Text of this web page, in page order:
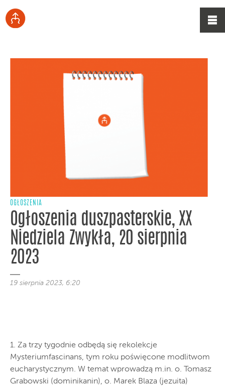
OGŁOSZENIA
Ogłoszenia duszpasterskie, XX
Niedziela Zwykła, 20 sierpnia
2023
19 sierpnia 2023, 6:20
1. Za trzy tygodnie odbędą się rekolekcje
Mysteriumfascinans, tym roku poświęcone modlitwom
eucharystycznym. W temat wprowadzą m.in. o. Tomasz
Grabowski (dominikanin), o. Marek Blaza (jezuita)